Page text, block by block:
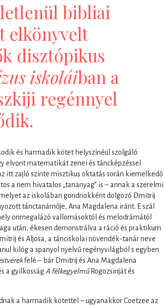
bibliai
elkönyvelt
disztópikus
iskoláiban a
regénnyel
és harmadik kötet helyszínéül szolgáló
elvont matematikát zenei és táncképzéssel
itt zajló szinte misztikus oktatás során kiemelkedő
a nem hivatalos „tananyag” is – annak a szerelmi
az iskolában gondnokként dolgozó Dmitrij
tánctanárnője, Ana Magdalena iránt. E szál
önmegalázó vallomásoktól és melodrámától
után, ékesen demonstrálva a ráció és praktikum
és Aljosa, a tánciskolai növendék-tanár neve
kilóg a spanyol nyelvű regényvilágból s egyben
felé – bár Dmitrij és Ana Magdalena
a gyilkosságA félkegyelmű Rogozsinját és
a harmadik kötettel – ugyanakkor Coetzee az